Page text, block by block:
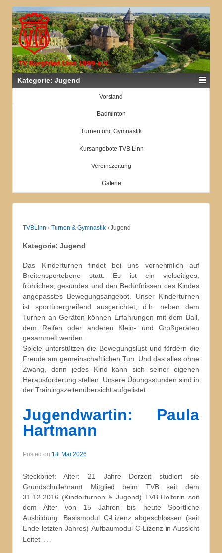
Kategorie: Jugend
Vorstand
Badminton
Turnen und Gymnastik
Kursangebote TVB Linn
Vereinszeitung
Galerie
TVBLinn › Turnen & Gymnastik › Jugend
Kategorie: Jugend
Das Kinderturnen findet bei uns vornehmlich auf
Breitensportebene statt. Es ist ein vielseitiges,
fröhliches, gesundes und den Bedürfnissen des Kindes
angepasstes Bewegungsangebot. Unser Kinderturnen
ist sportübergreifend ausgerichtet, d.h. neben dem
Turnen an Geräten können Erfahrungen mit dem Ball,
dem Reifen oder anderen Klein- und Großgeräten
gesammelt werden.
Spiele unterstützen die Bewegungslust und fördern die
Freude am gemeinschaftlichen Tun. Und das alles ohne
Zwang, denn jedes Kind kann sich seiner eigenen
Herausforderung stellen. Unsere Übungsstunden sind in
der Trainingszeitenübersicht aufgelistet.
Jugendwartin: Paula
Hartmann
Posted on 18. Mai 2026
Steckbrief: Alter: 21 Jahre Derzeit studiert sie
Grundschullehramt Mitglied beim TVB seit dem
31.12.2016 (Kinderturnen & Jugend) TVB-Helferin seit
dem Alter von 15 Jahren bis heute Sportliche
Ausbildung: Basismodul C-Lizenz abgeschlossen (seit
Ende letzten Jahres) Aufbaumodul C-Lizenz in Aussicht
Leitet …